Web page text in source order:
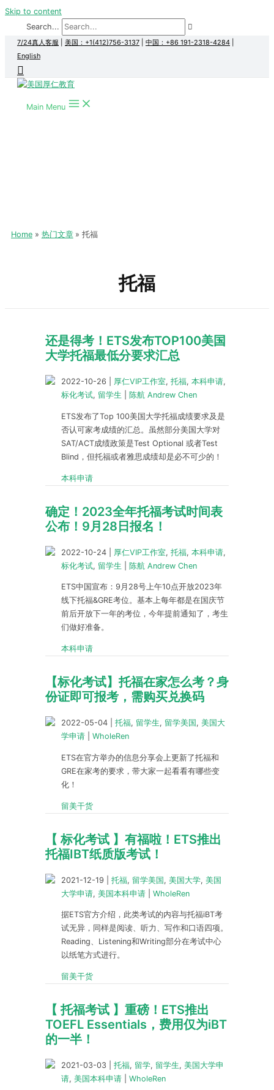
Skip to content
Search...
7/24真人客服 美国：+1(412)756-3137 中国：+86 191-2318-4284
English
Main Menu
Home 热门文章 托福
托福
还是得考！ETS发布TOP100美国
大学托福最低分要求汇总
2022-10-26 厚仁VIP工作室, 托福, 本科申请,
标化考试, 留学生 陈航 Andrew Chen
ETS发布了Top 100美国大学托福成绩要求及是
否认可家考成绩的汇总。虽然部分美国大学对
SAT/ACT成绩政策是Test Optional 或者Test
Blind，但托福或者雅思成绩却是必不可少的！
本科申请
确定！2023全年托福考试时间表
公布！9月28日报名！
2022-10-24 厚仁VIP工作室, 托福, 本科申请,
标化考试, 留学生 陈航 Andrew Chen
ETS中国宣布：9月28号上午10点开放2023年
线下托福&GRE考位。基本上每年都是在国庆节
前后开放下一年的考位，今年提前通知了，考生
们做好准备。
本科申请
【标化考试】托福在家怎么考？身
份证即可报考，需购买兑换码
2022-05-04 托福, 留学生, 留学美国 , 美国大
学申请
WholeRen
ETS在官方举办的信息分享会上更新了托福和
GRE在家考的要求，带大家一起看看有哪些变
化！
留美干货
【 标化考试 】有福啦！ETS推出
托福IBT纸质版考试！
2021-12-19 托福, 留学美国, 美国大学, 美国
大学申请, 美国本科申请 WholeRen
据ETS官方介绍，此类考试的内容与托福iBT考
试无异，同样是阅读、听力、写作和口语四项。
Reading、Listening和Writing部分在考试中心
以纸笔方式进行。
留美干货
【 托福考试 】重磅！ETS推出
TOEFL Essentials，费用仅为iBT
的一半！
2021-03-03 托福, 留学, 留学生, 美国大学申
请, 美国本科申请 WholeRen